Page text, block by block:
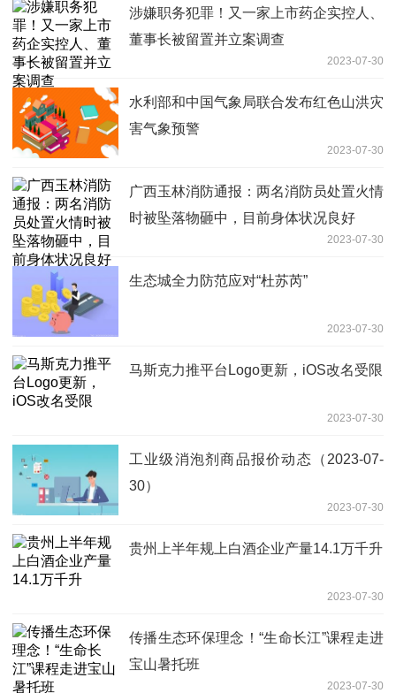
涉嫌职务犯罪！又一家上市药企实控人、
董事长被留置并立案调查
2023-07-30
水利部和中国气象局联合发布红色山洪灾
害气象预警
2023-07-30
广西玉林消防通报：两名消防员处置火情
时被坠落物砸中，目前身体状况良好
2023-07-30
生态城全力防范应对“杜苏芮”
2023-07-30
马斯克力推平台Logo更新，iOS改名受限
2023-07-30
工业级消泡剂商品报价动态（2023-07-
30）
2023-07-30
贵州上半年规上白酒企业产量14.1万千升
2023-07-30
传播生态环保理念！“生命长江”课程走进
宝山暑托班
2023-07-30